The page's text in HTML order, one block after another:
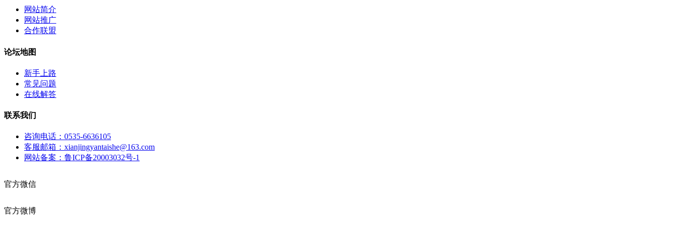
网站简介
网站推广
合作联盟
论坛地图
新手上路
常见问题
在线解答
联系我们
咨询电话：0535-6636105
客服邮箱：xianjingyantaishe@163.com
网站备案：鲁ICP备20003032号-1
官方微信
官方微博